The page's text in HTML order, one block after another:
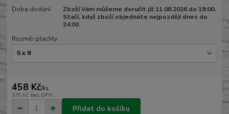
Doba dodání
Zboží Vám můžeme doručit již 11.08.2026 do 18:00.
Stačí, když zboží objednáte nejpozději dnes do
24:00
Rozměr plachty
458 Kč/ks
379 Kč bez DPH
Přidat do košíku